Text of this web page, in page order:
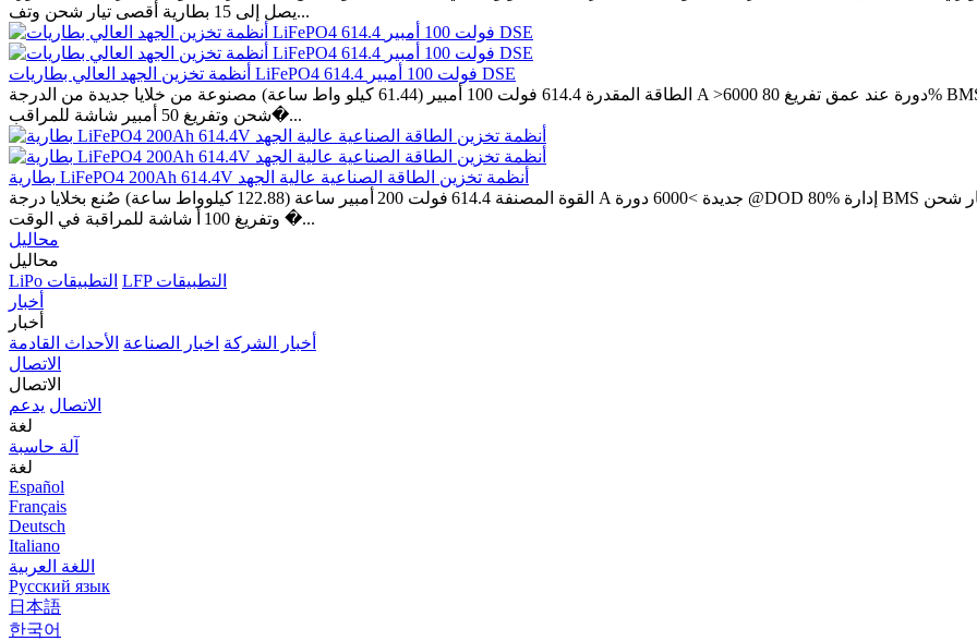
يصل إلى 15 بطارية أقصى تيار شحن وتف...
أنظمة تخزين الجهد العالي بطاريات LiFePO4 614.4 فولت 100 أمبير DSE
الطاقة المقدرة 614.4 فولت 100 أمبير (61.44 كيلو واط ساعة) مصنوعة من خلايا جديدة من الدرجة A >6000 دورة عند عمق تفريغ 80% BMS ذكي يحسن الأداء دعم التوصيل المتوازي حتى ? بطاريات أقصى تيار
شحن وتفريغ 50 أمبير شاشة للمراقب�...
بطارية LiFePO4 200Ah 614.4V أنظمة تخزين الطاقة الصناعية عالية الجهد
القوة المصنفة 614.4 فولت 200 أمبير ساعة (122.88 كيلوواط ساعة) صُنع بخلايا درجة A جديدة >6000 دورة @DOD 80% إدارة BMS ذكية تحسن الأداء يدعم التوصيل المتوازي حتى ? بطاريات أقصى تيار شحن
وتفريغ 100 أ شاشة للمراقبة في الوقت �...
محاليل
محاليل
LiPo التطبيقات
LFP التطبيقات
أخبار
أخبار
أخبار الشركة اخبار الصناعة الأحداث القادمة
الاتصال
الاتصال
الاتصال يدعم
لغة
آلة حاسبة
لغة
Español
Français
Deutsch
Italiano
اللغة العربية
Русский язык
日本語
한국어